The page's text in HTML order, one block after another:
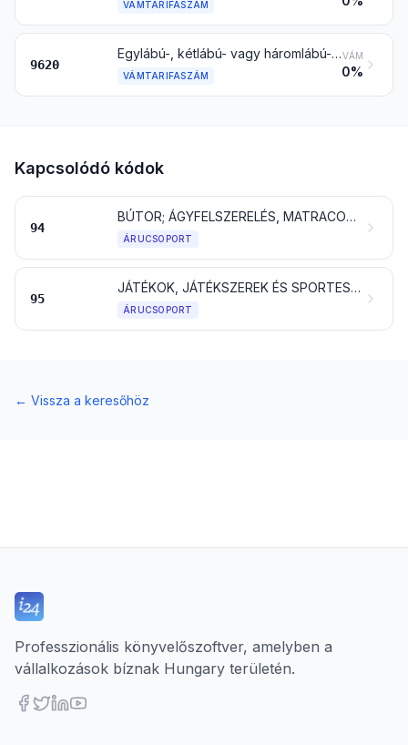
VÁMTARIFASZÁM
9620
Egylábú-, kétlábú- vagy háromlábú-állvány és hasonló árucikk
VÁMTARIFASZÁM
VÁM
0%
Kapcsolódó kódok
94
BÚTOR; ÁGYFELSZERELÉS, MATRACOK, ÁGYBETÉTEK, PÁRNÁK ÉS HASONLÓ PÁRNÁZOTT LAKBERENDEZÉSI CIKKEK; MÁSHOL NEM EMLÍTETT LÁMPATESTEK ÉS VILÁGÍTÓFELSZERELÉSEK; MEGVILÁGÍTOTT JELZÉSEK, REKLÁMFELIRATOK, NÉVTÁBLÁK ÉS HASONLÓK; ELŐRE GYÁRTOTT ÉPÜLETEK
ÁRUCSOPORT
95
JÁTÉKOK, JÁTÉKSZEREK ÉS SPORTESZKÖZÖK; MINDEZEK ALKATRÉSZEI ÉS TARTOZÉKAI
ÁRUCSOPORT
← Vissza a keresőhöz
Professzionális könyvelőszoftver, amelyben a
vállalkozások bíznak Hungary területén.